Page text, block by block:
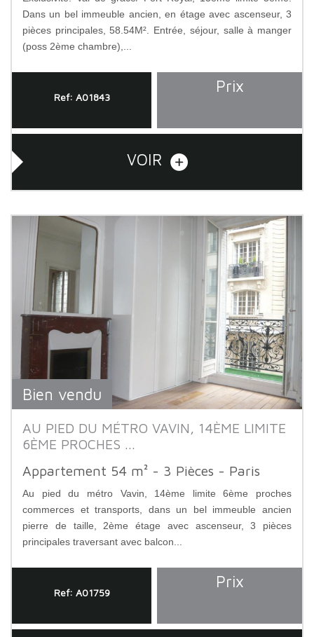
Dans un bel immeuble ancien, en étage avec ascenseur, 3
pièces principales, 58.54M². Entrée, séjour, salle à manger
(poss 2ème chambre),...
Ref: A01843
Prix
VOIR
Bien vendu
AU PIED DU MÉTRO VAVIN, 14ÈME LIMITE
6ÈME PROCHES ...
Appartement 54 m² - 3 Pièces - Paris
Au pied du métro Vavin, 14ème limite 6ème proches
commerces et transports, dans un bel immeuble ancien
pierre de taille, 2ème étage avec ascenseur, 3 pièces
principales traversant avec balcon...
Ref: A01759
Prix